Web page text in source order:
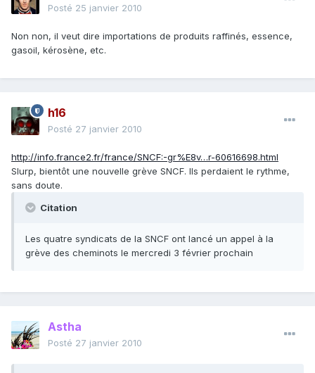
Posté 25 janvier 2010
Non non, il veut dire importations de produits raffinés, essence,
gasoil, kérosène, etc.
h16
Posté 27 janvier 2010
http://info.france2.fr/france/SNCF:-gr%E8v…r-60616698.html
Slurp, bientôt une nouvelle grève SNCF. Ils perdaient le rythme,
sans doute.
Citation
Les quatre syndicats de la SNCF ont lancé un appel à la
grève des cheminots le mercredi 3 février prochain
Astha
Posté 27 janvier 2010